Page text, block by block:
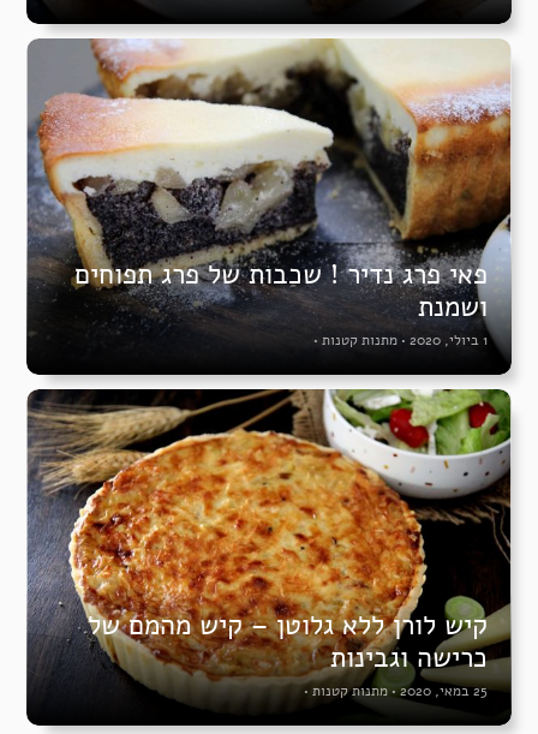
פאי פרג נדיר ! שכבות של פרג תפוחים
ושמנת
1 ביולי, 2020 • מתנות קטנות •
קיש לורן ללא גלוטן – קיש מהמם של
כרישה וגבינות
25 במאי, 2020 •מתנות קטנות •